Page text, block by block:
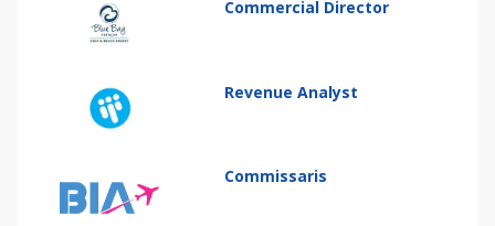
Commercial Director
Revenue Analyst
Commissaris